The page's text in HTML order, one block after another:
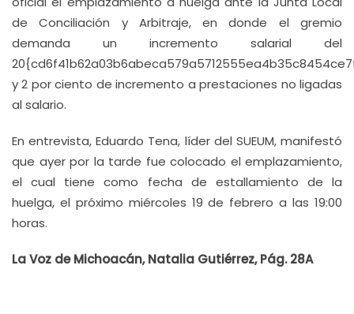
de Conciliación y Arbitraje, en donde el gremio
demanda un incremento salarial del
y 2 por ciento de incremento a prestaciones no ligadas
al salario.
En entrevista, Eduardo Tena, líder del SUEUM, manifestó
que ayer por la tarde fue colocado el emplazamiento,
el cual tiene como fecha de estallamiento de la
huelga, el próximo miércoles 19 de febrero a las 19:00
horas.
La Voz de Michoacán, Natalia Gutiérrez, Pág. 28A